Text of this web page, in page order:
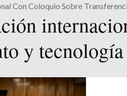
Con Coloquio Sobre
y tecnología